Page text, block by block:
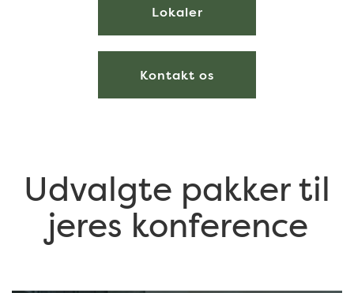
Lokaler
Kontakt os
Udvalgte pakker til
jeres konference